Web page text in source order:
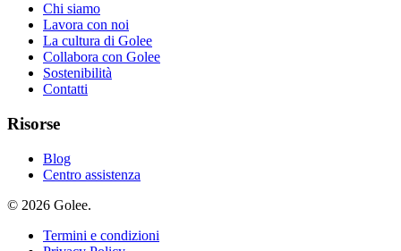
Chi siamo
Lavora con noi
La cultura di Golee
Collabora con Golee
Sostenibilità
Contatti
Risorse
Blog
Centro assistenza
© 2026 Golee.
Termini e condizioni